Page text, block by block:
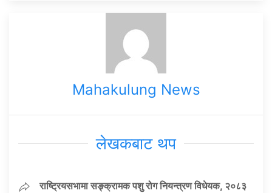
Mahakulung News
लेखकबाट थप
राष्ट्रियसभामा सङ्क्रामक पशु रोग नियन्त्रण विधेयक, २०८३